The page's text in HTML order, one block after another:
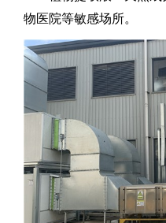
物医院等敏感场所。